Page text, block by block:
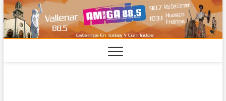
Saltar
al
contenido